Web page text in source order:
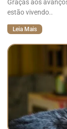
Graças aos
estão vivendo..
Leia Mais